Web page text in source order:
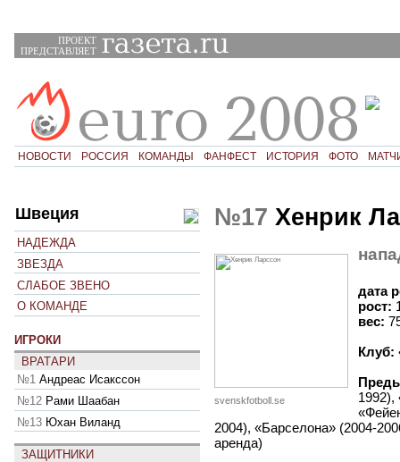
ПРОЕКТ
ПРЕДСТАВЛЯЕТ
НОВОСТИ РОССИЯ КОМАНДЫ ФАНФЕСТ ИСТОРИЯ ФОТО
Швеция
НАДЕЖДА
ЗВЕЗДА
СЛАБОЕ ЗВЕНО
О КОМАНДЕ
ИГРОКИ
ВРАТАРИ
№1 Андреас Исакссон
№12 Рами Шаабан
№13 Юхан Виланд
ЗАЩИТНИКИ
№17 Хенрик
svenskfotboll.se
дата
рост:
вес:
Клуб:
1992),
2004), «Барселона» (2004-
аренда)